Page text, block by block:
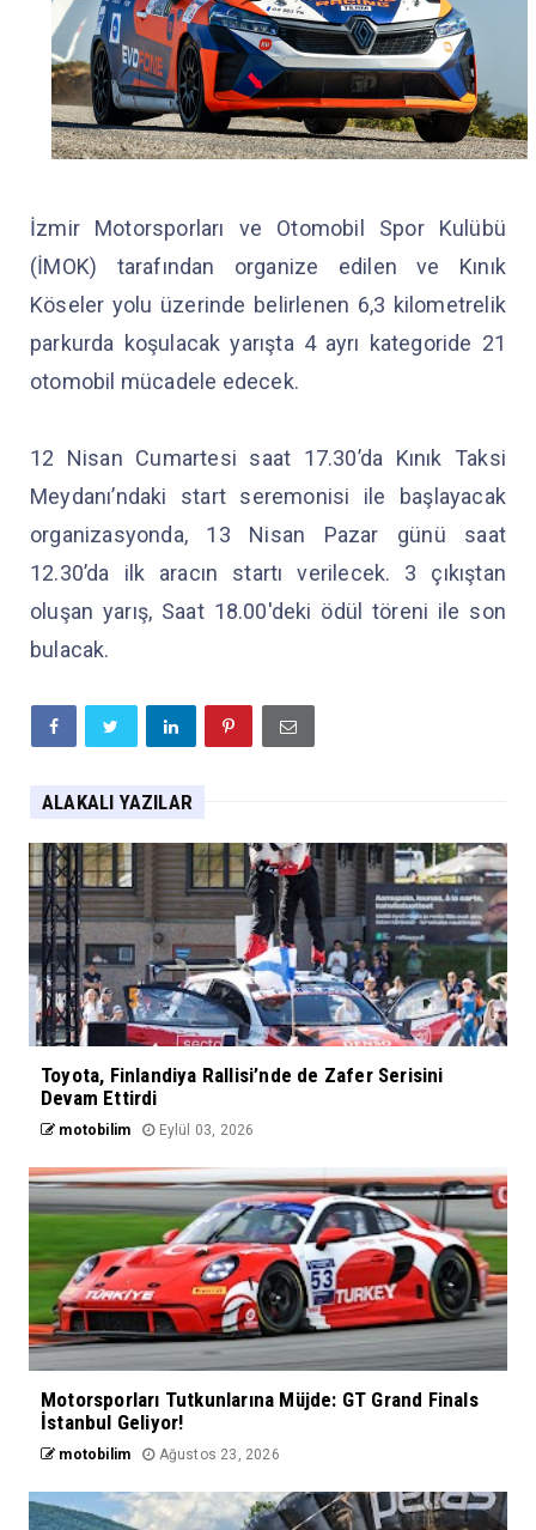
İzmir Motorsporları ve Otomobil Spor Kulübü
(İMOK) tarafından organize edilen ve Kınık
Köseler yolu üzerinde belirlenen 6,3 kilometrelik
parkurda koşulacak yarışta 4 ayrı kategoride 21
otomobil mücadele edecek.
12 Nisan Cumartesi saat 17.30’da Kınık Taksi
Meydanı’ndaki start seremonisi ile başlayacak
organizasyonda, 13 Nisan Pazar günü saat
12.30’da ilk aracın startı verilecek. 3 çıkıştan
oluşan yarış, Saat 18.00'deki ödül töreni ile son
bulacak.
ALAKALI YAZILAR
Toyota, Finlandiya Rallisi’nde de Zafer Serisini
Devam Ettirdi
motobilim Eylül 03, 2026
Motorsporları Tutkunlarına Müjde: GT Grand Finals
İstanbul Geliyor!
motobilim Ağustos 23, 2026